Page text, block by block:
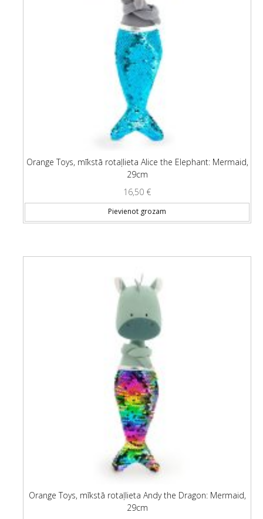
Orange Toys, mīkstā rotaļlieta Alice the Elephant: Mermaid,
29cm
16,50 €
Pievienot grozam
Orange Toys, mīkstā rotaļlieta Andy the Dragon: Mermaid,
29cm